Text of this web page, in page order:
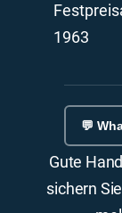
1963
💬
Gute
sichern